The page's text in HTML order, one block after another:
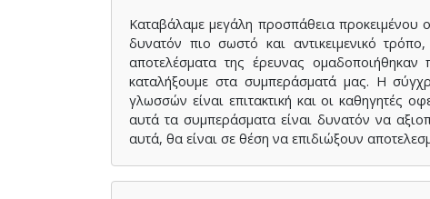
Καταβάλαμε μεγάλη προσπάθεια προκειμένου
δυνατόν πιο σωστό και αντικειμενικό
αποτελέσματα της έρευνας
καταλήξουμε στα συμπεράσματά μας. Η
γλωσσών είναι επιτακτική και οι καθηγητές
αυτά τα συμπεράσματα είναι δυνατόν να
αυτά, θα είναι σε θέση να επιδιώξουν